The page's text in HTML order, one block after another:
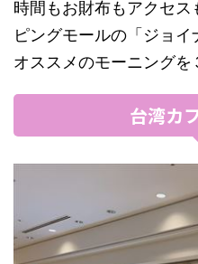
時間もお財布もアクセ
ピングモールの「ジョイ
オススメのモーニングを
台湾カ